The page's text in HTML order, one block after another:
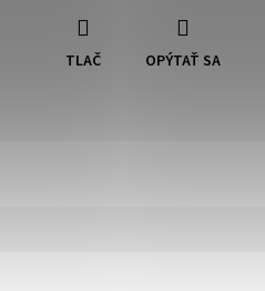
TLAČ OPÝTAŤ SA